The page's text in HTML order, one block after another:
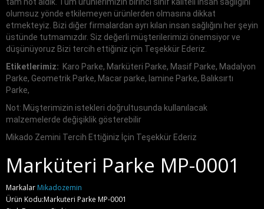
olumsuz yönde etkilemeyen ürünlerden olmasına dikkat
etmekteyiz. Bizi diğer firmalardan ayrı kılan insan sağlığını her şeyin
üstünde tutmamızdır. Siz değerli müşterilerimizi önemsiyor ve
düşünüyoruz Bizi tercih ettiğiniz için Teşekkür Ederiz.
Etiketlerimiz: Karo Parke, Marküteri Parke, Masif Parke, Madalyon
Parke, Geometrik Parke, Macar parke, lamine Parke, Balıksırtı
Parke,
Not: Müşterimizin istekleri doğrultusunda kullanılacak
malzemelerde değişiklik gösterebilir
Mikado Zemini Tercih Ettiğiniz İçin Teşekkür Ederiz
Marküteri Parke MP-0001
Markalar Mikadozemin
Ürün Kodu:Markuteri Parke MP-0001